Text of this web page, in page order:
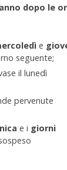
dopo le
e
seguente;
il lunedì
pervenute
e i giorni